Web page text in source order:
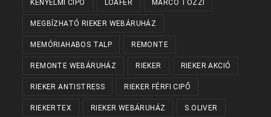
KÉNYELMI CIPŐ LOAFER MARCO TOZZI
MEGBÍZHATÓ RIEKER WEBÁRUHÁZ
MEMÓRIAHABOS TALP REMONTE
REMONTE WEBÁRUHÁZ RIEKER RIEKER AKCIÓ
RIEKER ANTISTRESS RIEKER FÉRFI CIPŐ
RIEKERTEX RIEKER WEBÁRUHÁZ S.OLIVER